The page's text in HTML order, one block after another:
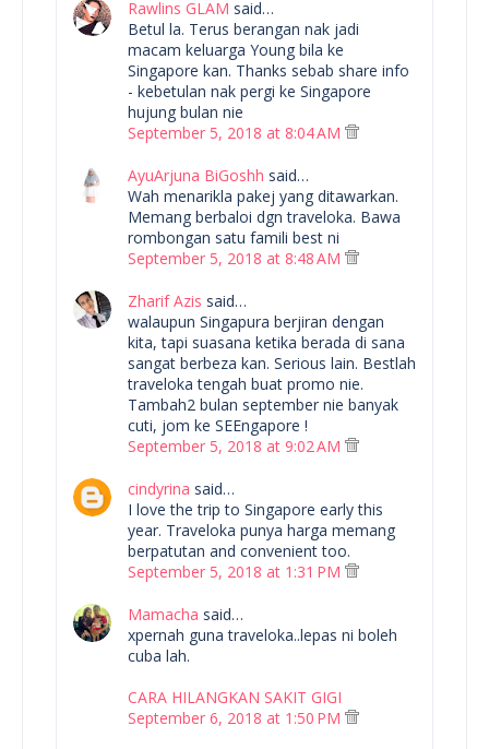
Rawlins GLAM said…
Betul la. Terus berangan nak jadi
macam keluarga Young bila ke
Singapore kan. Thanks sebab share info
- kebetulan nak pergi ke Singapore
hujung bulan nie
September 5, 2018 at 8:04 AM
AyuArjuna BiGoshh said…
Wah menarikla pakej yang ditawarkan.
Memang berbaloi dgn traveloka. Bawa
rombongan satu famili best ni
September 5, 2018 at 8:48 AM
Zharif Azis said…
walaupun Singapura berjiran dengan
kita, tapi suasana ketika berada di sana
sangat berbeza kan. Serious lain. Bestlah
traveloka tengah buat promo nie.
Tambah2 bulan september nie banyak
cuti, jom ke SEEngapore !
September 5, 2018 at 9:02 AM
cindyrina said…
I love the trip to Singapore early this
year. Traveloka punya harga memang
berpatutan and convenient too.
September 5, 2018 at 1:31 PM
Mamacha said…
xpernah guna traveloka..lepas ni boleh
cuba lah.
CARA HILANGKAN SAKIT GIGI
September 6, 2018 at 1:50 PM